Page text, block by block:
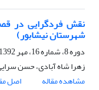
نقش فردگرایی در
شهرستان نیشابور)
دوره 8، شماره 16، مهر 1392، صفحه
زهرا شاه آبادی، حسن
مشاهده مقاله
اصل